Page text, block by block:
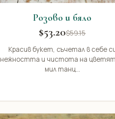
Розово и бяло
$53.20$59.15
Красив букет, съчетал в себе
нежността и чистота на
мил танц...